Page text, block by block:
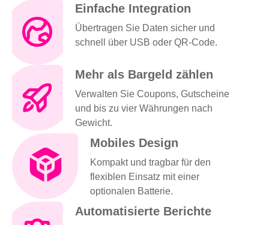
Einfache Integration
Übertragen Sie Daten sicher und
schnell über USB oder QR-Code.
Mehr als Bargeld zählen
Verwalten Sie Coupons, Gutscheine
und bis zu vier Währungen nach
Gewicht.
Mobiles Design
Kompakt und tragbar für den
flexiblen Einsatz mit einer
optionalen Batterie.
Automatisierte Berichte